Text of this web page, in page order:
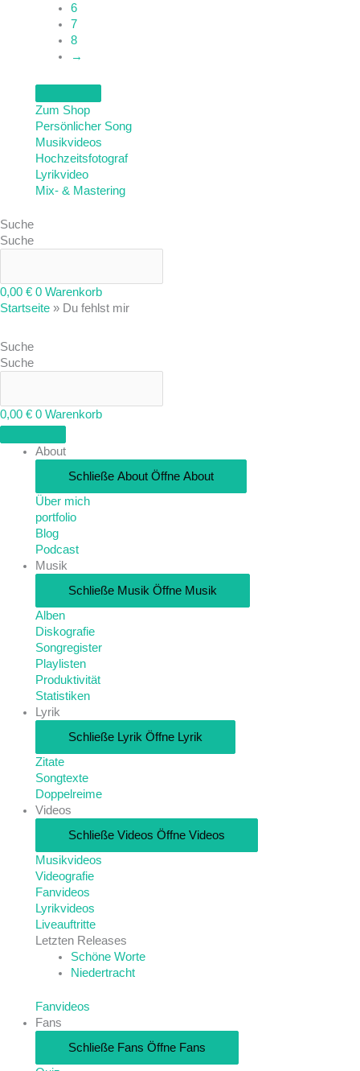
6
7
8
→
Zum Shop
Persönlicher Song
Musikvideos
Hochzeitsfotograf
Lyrikvideo
Mix- & Mastering
Suche
Suche
0,00 € 0 Warenkorb
Startseite » Du fehlst mir
Suche
Suche
0,00 € 0 Warenkorb
About
Schließe About Öffne About
Über mich
portfolio
Blog
Podcast
Musik
Schließe Musik Öffne Musik
Alben
Diskografie
Songregister
Playlisten
Produktivität
Statistiken
Lyrik
Schließe Lyrik Öffne Lyrik
Zitate
Songtexte
Doppelreime
Videos
Schließe Videos Öffne Videos
Musikvideos
Videografie
Fanvideos
Lyrikvideos
Liveauftritte
Letzten Releases
Schöne Worte
Niedertracht
Fanvideos
Fans
Schließe Fans Öffne Fans